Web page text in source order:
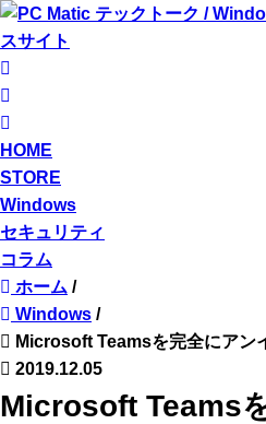
HOME
STORE
Windows
セキュリティ
コラム
ホーム /
Windows /
Microsoft Teamsを完全にアン
2019.12.05
Microsoft Teams